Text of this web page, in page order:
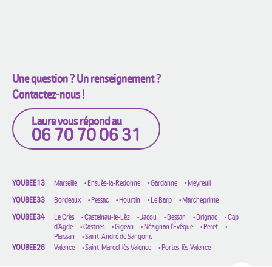
Une question ? Un renseignement ?
Contactez-nous !
Laure vous répond au
06 70 70 06 31
YOUBEE13 Marseille •Ensuès-la-Redonne •Gardanne •Meyreuil
YOUBEE33
Bordeaux •Pessac •Hourtin •Le Barp •Marcheprime
YOUBEE34
Le Crès •Castelnau-le-Lèz • Jacou •Bessan •Brignac •Cap
d'Agde
•Castries •Gigean •Nézignan l'Évêque •Peret
•
Plaissan
•Saint-André de Sangonis
YOUBEE26
Valence •Saint-Marcel-lès-Valence •Portes-lès-Valence